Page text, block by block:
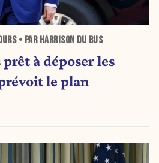
• PAR HARRISON DU BUS
prêt à déposer les
le plan